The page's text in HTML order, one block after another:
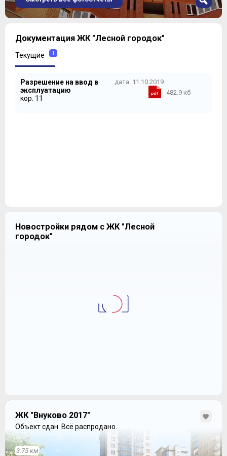
2
6
7
Документация ЖК "Лесной городок"
Текущие 1
Разрешение на ввод в
эксплуатацию
кор. 11
дата: 11.10.2019
482.9 кб
Новостройки рядом с ЖК "Лесной
городок"
ЖК "Внуково 2017"
Объект сдан. Всё распродано.
3.75 км